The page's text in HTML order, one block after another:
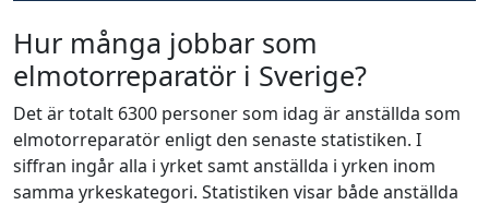
Hur många jobbar som
elmotorreparatör i Sverige?
Det är totalt 6300 personer som idag är anställda som
elmotorreparatör enligt den senaste statistiken. I
siffran ingår alla i yrket samt anställda i yrken inom
samma yrkeskategori. Statistiken visar både anställda